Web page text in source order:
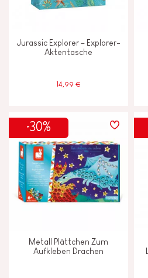
Jurassic Explorer – Explorer-
Aktentasche
14,99 €
-30%
Metall Plättchen Zum
Aufkleben Drachen